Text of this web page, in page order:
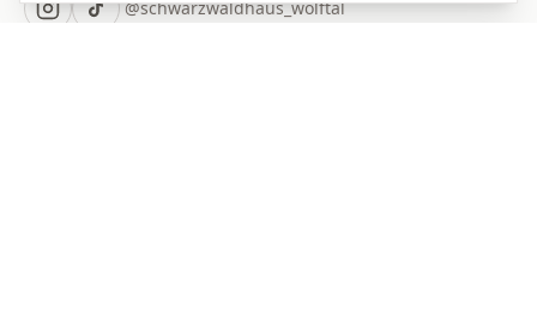
@schwarzwaldhaus_wolftal